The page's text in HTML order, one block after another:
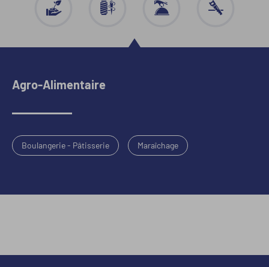
Verts
bois
Agro-Alimentaire
Boulangerie - Pâtisserie Maraîchage